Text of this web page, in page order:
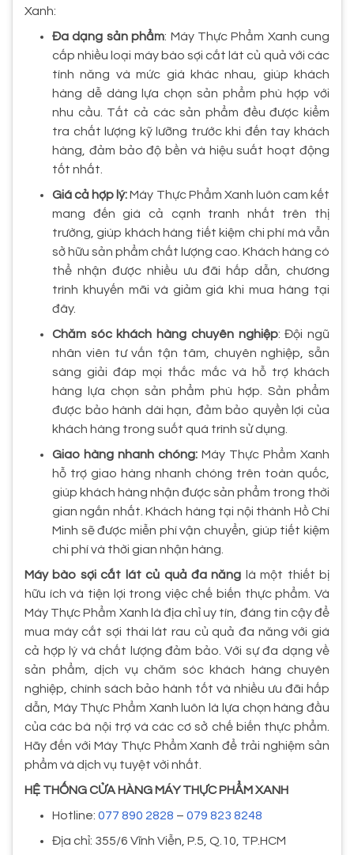
Xanh:
Đa dạng sản phẩm: Máy Thực Phẩm Xanh cung
cấp nhiều loại máy bào sợi cắt lát củ quả với các
tính năng và mức giá khác nhau, giúp khách
hàng dễ dàng lựa chọn sản phẩm phù hợp với
nhu cầu. Tất cả các sản phẩm đều được kiểm
tra chất lượng kỹ lưỡng trước khi đến tay khách
hàng, đảm bảo độ bền và hiệu suất hoạt động
tốt nhất.
Giá cả hợp lý:Máy Thực Phẩm Xanh luôn cam kết
mang đến giá cả cạnh tranh nhất trên thị
trường, giúp khách hàng tiết kiệm chi phí mà vẫn
sở hữu sản phẩm chất lượng cao. Khách hàng có
thể nhận được nhiều ưu đãi hấp dẫn, chương
trình khuyến mãi và giảm giá khi mua hàng tại
đây.
Chăm sóc khách hàng chuyên nghiệp: Đội ngũ
nhân viên tư vấn tận tâm, chuyên nghiệp, sẵn
sàng giải đáp mọi thắc mắc và hỗ trợ khách
hàng lựa chọn sản phẩm phù hợp. Sản phẩm
được bảo hành dài hạn, đảm bảo quyền lợi của
khách hàng trong suốt quá trình sử dụng.
Giao hàng nhanh chóng: Máy Thực Phẩm Xanh
hỗ trợ giao hàng nhanh chóng trên toàn quốc,
giúp khách hàng nhận được sản phẩm trong thời
gian ngắn nhất. Khách hàng tại nội thành Hồ Chí
Minh sẽ được miễn phí vận chuyển, giúp tiết kiệm
chi phí và thời gian nhận hàng.
Máy bào sợi cắt lát củ quả đa năng là một thiết bị
hữu ích và tiện lợi trong việc chế biến thực phẩm. Và
Máy Thực Phẩm Xanh là địa chỉ uy tín, đáng tin cậy để
mua máy cắt sợi thái lát rau củ quả đa năng với giá
cả hợp lý và chất lượng đảm bảo. Với sự đa dạng về
sản phẩm, dịch vụ chăm sóc khách hàng chuyên
nghiệp, chính sách bảo hành tốt và nhiều ưu đãi hấp
dẫn, Máy Thực Phẩm Xanh luôn là lựa chọn hàng đầu
của các bà nội trợ và các cơ sở chế biến thực phẩm.
Hãy đến với Máy Thực Phẩm Xanh để trải nghiệm sản
phẩm và dịch vụ tuyệt vời nhất.
HỆ THỐNG CỬA HÀNG MÁY THỰC PHẨM XANH
Hotline: 077 890 2828 – 079 823 8248
Địa chỉ: 355/6 Vĩnh Viễn, P.5, Q.10, TP.HCM